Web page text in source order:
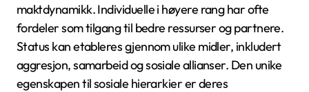
maktdynamikk. Individuelle i høyere rang har ofte
fordeler som tilgang til bedre ressurser og partnere.
Status kan etableres gjennom ulike midler, inkludert
aggresjon, samarbeid og sosiale allianser. Den unike
egenskapen til sosiale hierarkier er deres